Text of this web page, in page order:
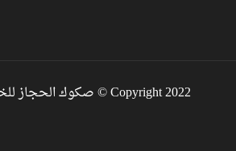
Copyright 2022 © صكوك الحجاز للخدمات العقارية.